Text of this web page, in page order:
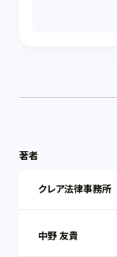
著者
クレア法律事務所
中野 友貴